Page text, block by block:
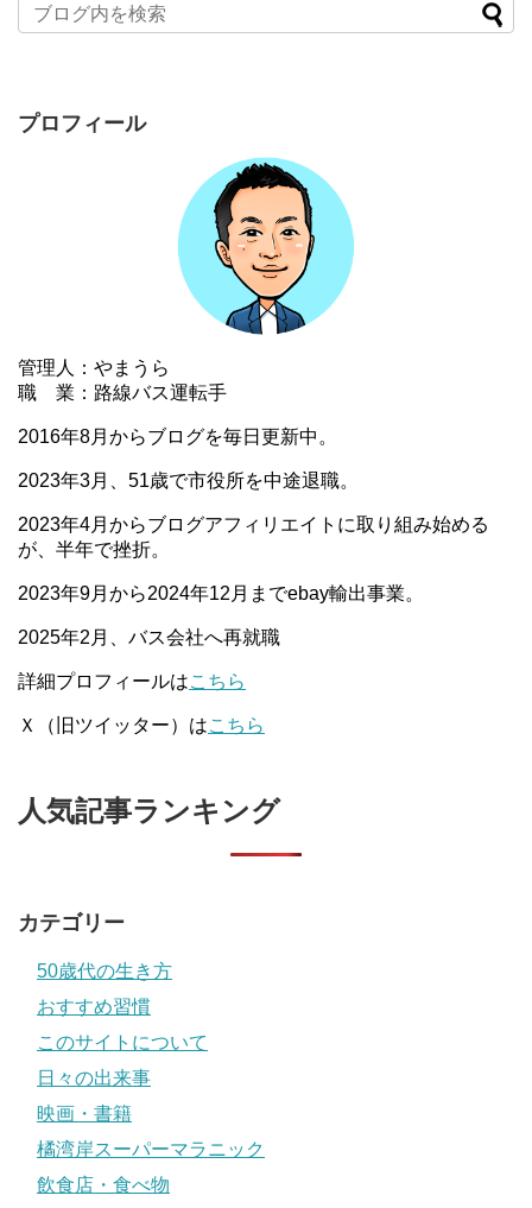
プロフィール
管理人：やまうら
職 業：路線バス運転手
2016年8月からブログを毎日更新中。
2023年3月、51歳で市役所を中途退職。
2023年4月からブログアフィリエイトに取り組み始める
が、半年で挫折。
2023年9月から2024年12月までebay輸出事業。
2025年2月、バス会社へ再就職
詳細プロフィールはこちら
Ｘ（旧ツイッター）はこちら
人気記事ランキング
カテゴリー
50歳代の生き方
おすすめ習慣
このサイトについて
日々の出来事
映画・書籍
橘湾岸スーパーマラニック
飲食店・食べ物